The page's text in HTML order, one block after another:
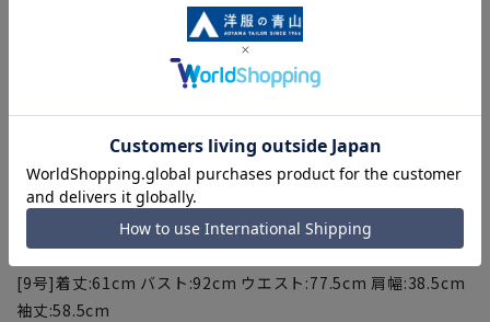
袖裏に使用/吸放湿性が高く、しっとりとした肌触りで袖通し
がよく静電気が起きにくい。
動きやすく、窮屈感の無いストレッチ生地を使用。
【サイズスペック】
[5号]着丈:59cm バスト:86cm ウエスト:71.5cm 肩幅:37.5cm
袖丈:57.5cm
[7号]着丈:60cm バスト:89cm ウエスト:74.5cm 肩幅:38cm 袖
丈:58cm
[9号]着丈:61cm バスト:92cm ウエスト:77.5cm 肩幅:38.5cm
袖丈:58.5cm